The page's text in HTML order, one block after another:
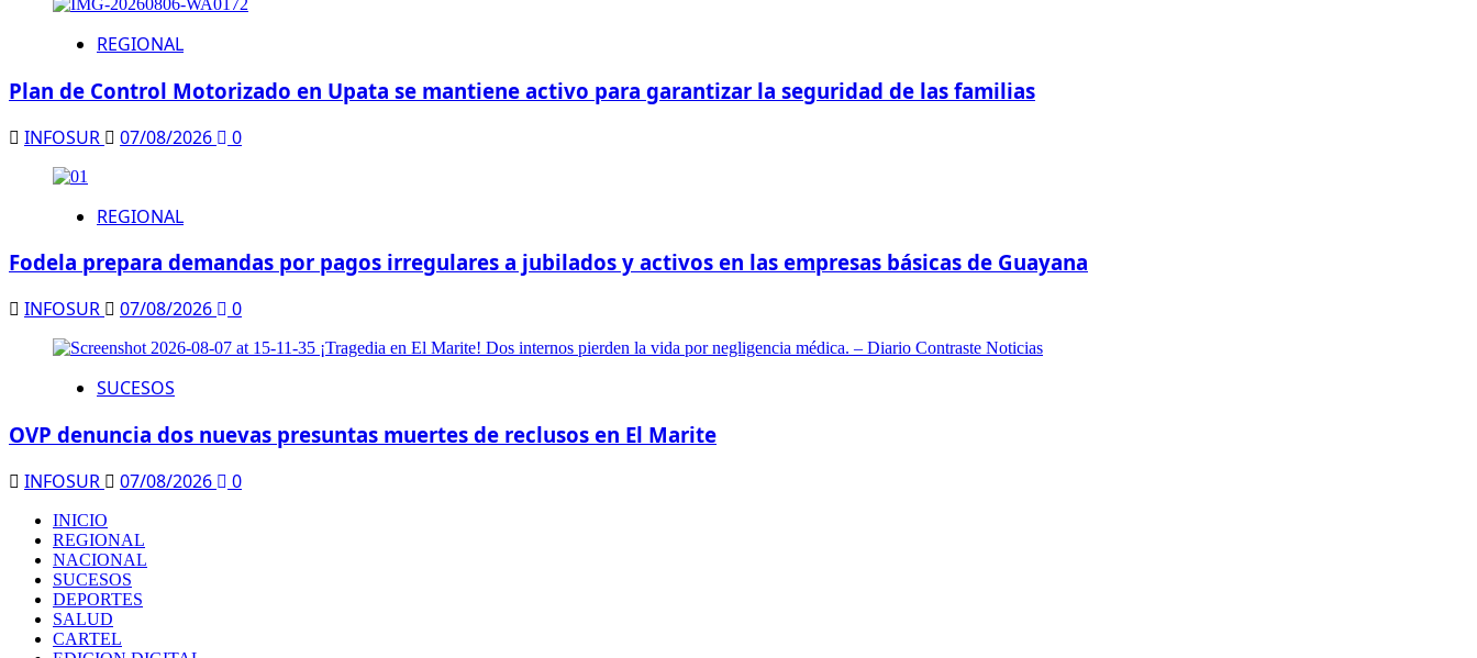
REGIONAL
Plan de Control Motorizado en Upata se mantiene activo para garantizar la seguridad de las familias
INFOSUR 07/08/2026 0
REGIONAL
Fodela prepara demandas por pagos irregulares a jubilados y activos en las empresas básicas de Guayana
INFOSUR 07/08/2026 0
SUCESOS
OVP denuncia dos nuevas presuntas muertes de reclusos en El Marite
INFOSUR 07/08/2026 0
INICIO
REGIONAL
NACIONAL
SUCESOS
DEPORTES
SALUD
CARTEL